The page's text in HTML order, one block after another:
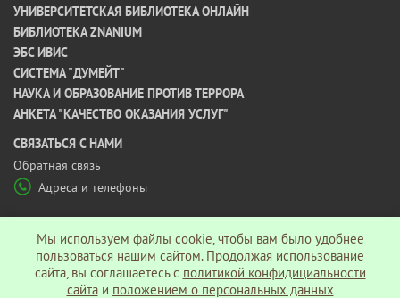
УНИВЕРСИТЕТСКАЯ БИБЛИОТЕКА ОНЛАЙН
БИБЛИОТЕКА ZNANIUM
ЭБС ИВИС
СИСТЕМА "ДУМЕЙТ"
НАУКА И ОБРАЗОВАНИЕ ПРОТИВ ТЕРРОРА
АНКЕТА "КАЧЕСТВО ОКАЗАНИЯ УСЛУГ"
CВЯЗАТЬСЯ С НАМИ
Обратная связь
Адреса и телефоны
Политика конфиденциальности
Мы используем файлы cookie, чтобы вам было удобнее
пользоваться нашим сайтом. Продолжая использование
сайта, вы соглашаетесь c политикой конфидициальности
сайтаи положением о персональных данных